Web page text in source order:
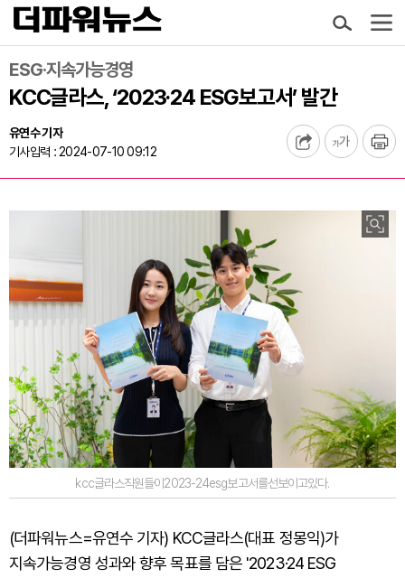
ESG·지속가능경영
KCC글라스, ‘2023·24 ESG보고서’ 발간
유연수 기자
기사입력 : 2024-07-10 09:12
kcc글라스직원들이2023-24esg보고서를선보이고있다.
(더파워뉴스=유연수 기자) KCC글라스(대표 정몽익)가
지속가능경영 성과와 향후 목표를 담은 '2023·24 ESG